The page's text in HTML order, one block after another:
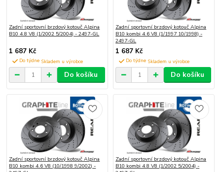
Zadní sportovní brzdový kotouč Alpina
B10 4.8 V8 (1/2002 5/2004) - 2497-GL
1 687 Kč
Do týdne
Do košíku
Zadní sportovní brzdový kotouč Alpina
B10 kombi 4.6 V8 (1/1997 10/1998) -
2497-GL
1 687 Kč
Do týdne
Do košíku
Zadní sportovní brzdový kotouč Alpina
B10 kombi 4.6 V8 (10/1998 9/2002) -
Zadní sportovní brzdový kotouč Alpina
B10 kombi 4.8 V8 (1/2002 5/2004) -